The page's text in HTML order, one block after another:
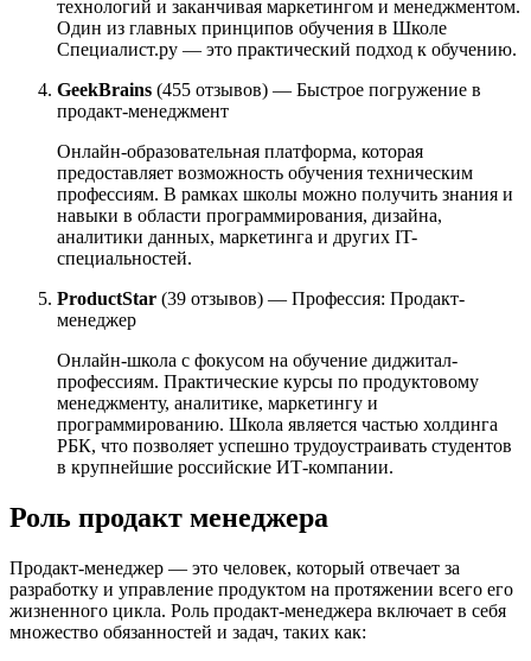
технологий и заканчивая маркетингом и менеджментом.
Один из главных принципов обучения в Школе
Специалист.ру — это практический подход к обучению.
GeekBrains (455 отзывов) — Быстрое погружение в
продакт-менеджмент
Онлайн-образовательная платформа, которая
предоставляет возможность обучения техническим
профессиям. В рамках школы можно получить знания и
навыки в области программирования, дизайна,
аналитики данных, маркетинга и других IT-
специальностей.
ProductStar (39 отзывов) — Профессия: Продакт-
менеджер
Онлайн-школа с фокусом на обучение диджитал-
профессиям. Практические курсы по продуктовому
менеджменту, аналитике, маркетингу и
программированию. Школа является частью холдинга
РБК, что позволяет успешно трудоустраивать студентов
в крупнейшие российские ИТ-компании.
Роль продакт менеджера
Продакт-менеджер — это человек, который отвечает за
разработку и управление продуктом на протяжении всего его
жизненного цикла. Роль продакт-менеджера включает в себя
множество обязанностей и задач, таких как: